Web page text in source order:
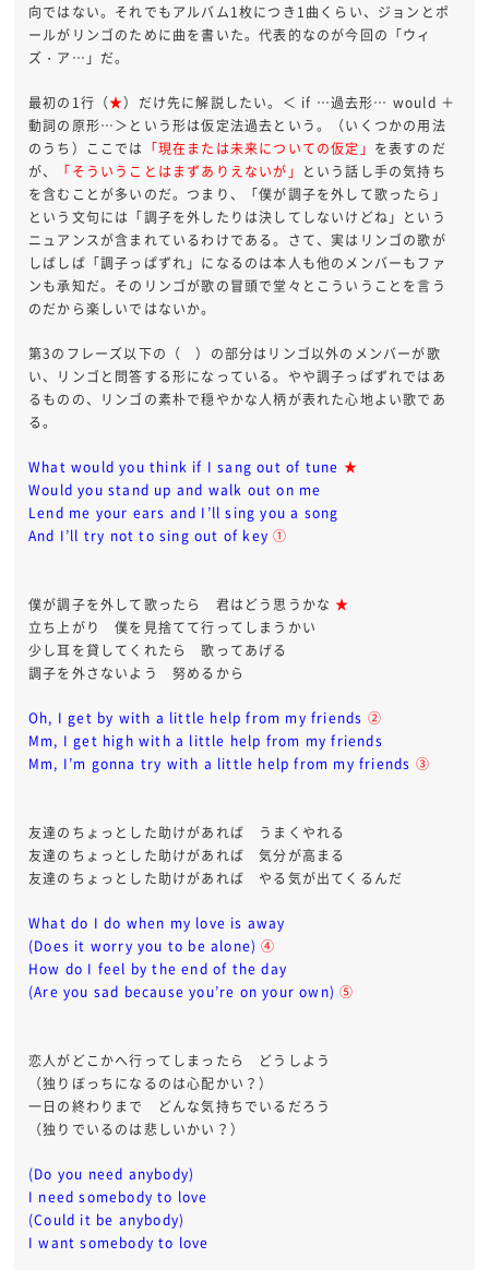
向ではない。それでもアルバム1枚につき1曲くらい、ジョンとポ
ールがリンゴのために曲を書いた。代表的なのが今回の「ウィ
ズ・ア…」だ。
最初の1行（★）だけ先に解説したい。＜ if …過去形… would ＋
動詞の原形…＞という形は仮定法過去という。（いくつかの用法
のうち）ここでは 「現在または未来についての仮定」 を表すのだ
が、
「そういうことはまずありえないが」 という話し手の気持ち
を含むことが多いのだ。つまり、「僕が調子を外して歌ったら」
という文句には「調子を外したりは決してしないけどね」という
ニュアンスが含まれているわけである。さて、実はリンゴの歌が
しばしば「調子っぱずれ」になるのは本人も他のメンバーもファ
ンも承知だ。そのリンゴが歌の冒頭で堂々とこういうことを言う
のだから楽しいではないか。
第3のフレーズ以下の（ ）の部分はリンゴ以外のメンバーが歌
い、リンゴと問答する形になっている。やや調子っぱずれではあ
るものの、リンゴの素朴で穏やかな人柄が表れた心地よい歌であ
る。
What would you think if I sang out of tune ★
Would you stand up and walk out on me
Lend me your ears and I’ll sing you a song
And I’ll try not to sing out of key①
僕が調子を外して歌ったら 君はどう思うかな★
立ち上がり 僕を見捨てて行ってしまうかい
少し耳を貸してくれたら 歌ってあげる
調子を外さないよう 努めるから
Oh, I get by with a little help from my friends ②
Mm, I get high with a little help from my friends
Mm, I’m gonna try with a little help from my friends ③
友達のちょっとした助けがあれば うまくやれる
友達のちょっとした助けがあれば 気分が高まる
友達のちょっとした助けがあれば やる気が出てくるんだ
What do I do when my love is away
(Does it worry you to be alone)④
How do I feel by the end of the day
(Are you sad because you’re on your own)⑤
恋人がどこかへ行ってしまったら どうしよう
（独りぼっちになるのは心配かい？）
一日の終わりまで どんな気持ちでいるだろう
（独りでいるのは悲しいかい？）
(Do you need anybody)
I need somebody to love
(Could it be anybody)
I want somebody to love